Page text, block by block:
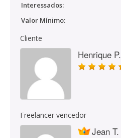
Interessados:
Valor Mínimo:
Cliente
Henrique P.
Freelancer vencedor
Jean T.